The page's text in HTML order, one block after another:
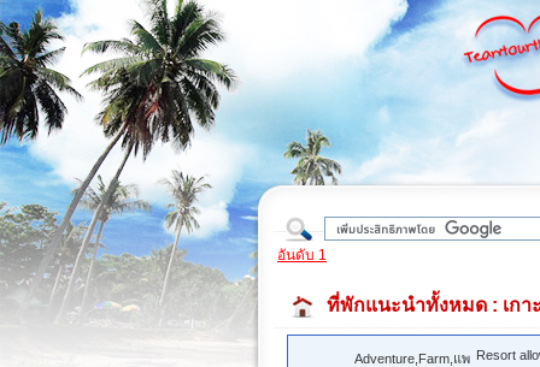
ต้
อันดับ 1
ที่พักแนะนำทั้งหมด : เกา
Adventure,Farm,แพ Resort